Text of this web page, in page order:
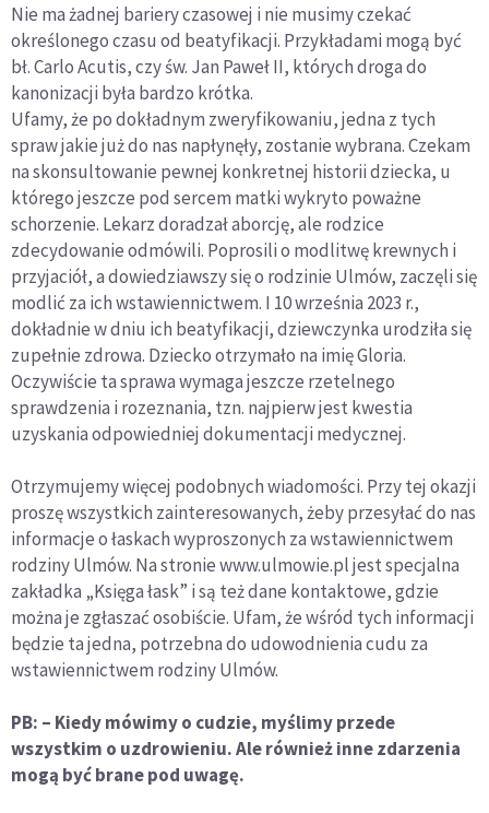
Nie ma żadnej bariery czasowej i nie musimy czekać
określonego czasu od beatyfikacji. Przykładami mogą być
bł. Carlo Acutis, czy św. Jan Paweł II, których droga do
kanonizacji była bardzo krótka.
Ufamy, że po dokładnym zweryfikowaniu, jedna z tych
spraw jakie już do nas napłynęły, zostanie wybrana. Czekam
na skonsultowanie pewnej konkretnej historii dziecka, u
którego jeszcze pod sercem matki wykryto poważne
schorzenie. Lekarz doradzał aborcję, ale rodzice
zdecydowanie odmówili. Poprosili o modlitwę krewnych i
przyjaciół, a dowiedziawszy się o rodzinie Ulmów, zaczęli się
modlić za ich wstawiennictwem. I 10 września 2023 r.,
dokładnie w dniu ich beatyfikacji, dziewczynka urodziła się
zupełnie zdrowa. Dziecko otrzymało na imię Gloria.
Oczywiście ta sprawa wymaga jeszcze rzetelnego
sprawdzenia i rozeznania, tzn. najpierw jest kwestia
uzyskania odpowiedniej dokumentacji medycznej.
Otrzymujemy więcej podobnych wiadomości. Przy tej okazji
proszę wszystkich zainteresowanych, żeby przesyłać do nas
informacje o łaskach wyproszonych za wstawiennictwem
rodziny Ulmów. Na stronie www.ulmowie.pl jest specjalna
zakładka „Księga łask” i są też dane kontaktowe, gdzie
można je zgłaszać osobiście. Ufam, że wśród tych informacji
będzie ta jedna, potrzebna do udowodnienia cudu za
wstawiennictwem rodziny Ulmów.
PB: – Kiedy mówimy o cudzie, myślimy przede
wszystkim o uzdrowieniu. Ale również inne zdarzenia
mogą być brane pod uwagę.